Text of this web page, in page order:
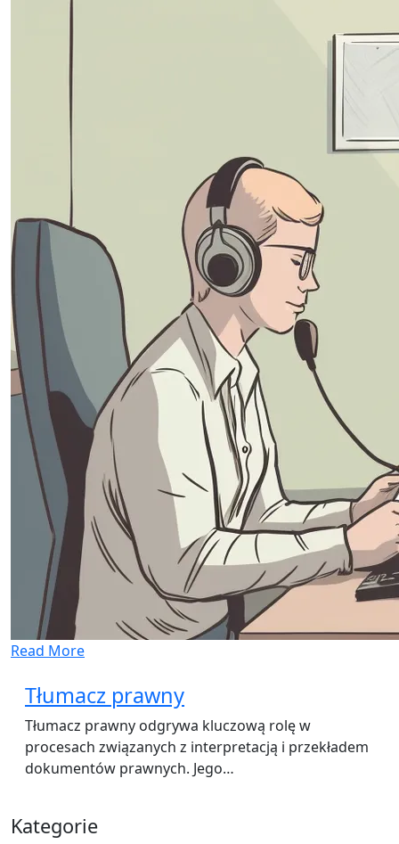
Read More
Tłumacz prawny
Tłumacz prawny odgrywa kluczową rolę w
procesach związanych z interpretacją i przekładem
dokumentów prawnych. Jego…
Kategorie